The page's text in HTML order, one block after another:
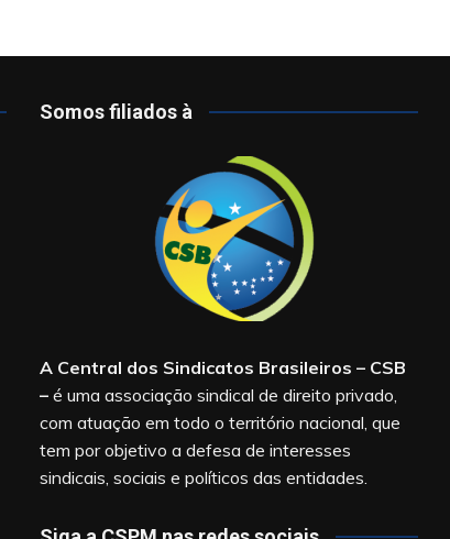
Somos filiados à
A Central dos Sindicatos Brasileiros – CSB
– é uma associação sindical de direito privado,
com atuação em todo o território nacional, que
tem por objetivo a defesa de interesses
sindicais, sociais e políticos das entidades.